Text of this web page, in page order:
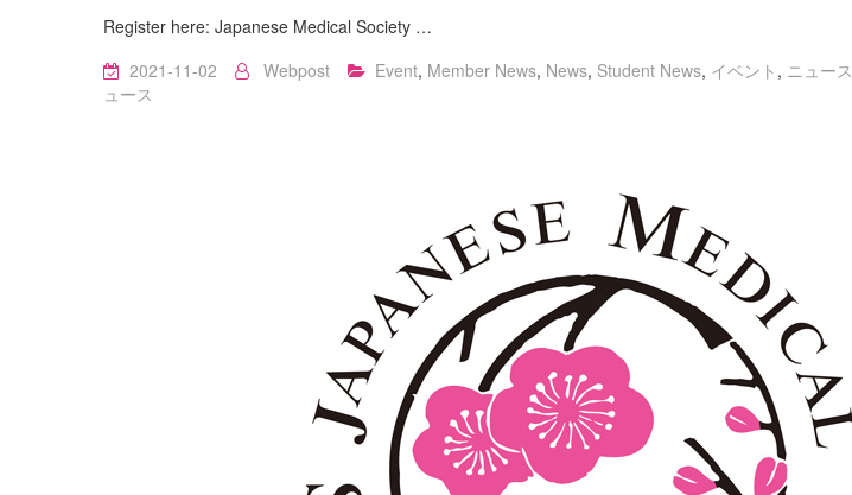
Register here: Japanese Medical Society …
2021-11-02
Webpost Event, Member News, News, Student News, イベント , ニュース
ュース